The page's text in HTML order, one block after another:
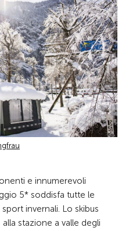
e innumerevoli
5* soddisfa tutte le
invernali. Lo skibus
stazione a valle degli